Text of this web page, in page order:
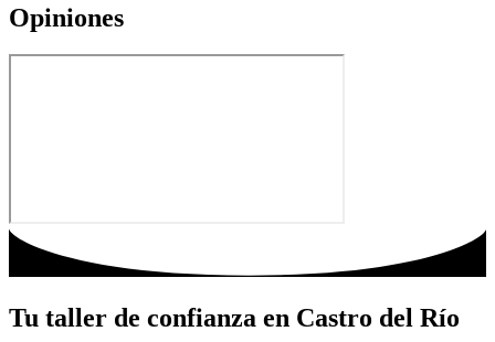
Opiniones
Tu taller de confianza en Castro del Río